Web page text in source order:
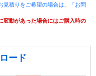
積りをご希望の場合は、「お問
動があった場合にはご購入時の
ード